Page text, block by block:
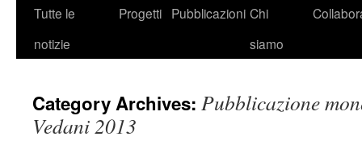
Tutte le
notizie
Progetti Pubblicazioni Chi
siamo
Category Archives: Pubblicazione
Vedani 2013